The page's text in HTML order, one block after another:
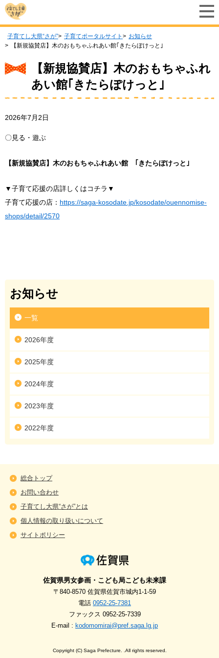
子育てし大県“さが” 子育てポータルサイト
お知らせ
【新規協賛店】木のおもちゃふれあい館｢きたらぽけっと｣
【新規協賛店】木のおもちゃふれ
あい館｢きたらぽけっと｣
2026年7月2日
〇見る・遊ぶ
【新規協賛店】木のおもちゃふれあい館 ｢きたらぽけっと｣
▼子育て応援の店詳しくはコチラ▼
子育て応援の店： https://saga-kosodate.jp/kosodate/ouennomise-
shops/detail/2570
お知らせ
一覧
2026年度
2025年度
2024年度
2023年度
2022年度
総合トップ
お問い合わせ
子育てし大県“さが”とは
個人情報の取り扱いについて
サイトポリシー
佐賀県男女参画・こども局こども未来課
〒840-8570 佐賀県佐賀市城内1-1-59
電話 0952-25-7381
ファックス 0952-25-7339
E-mail : kodomomirai@pref.saga.lg.jp
Copyright (C) Saga Prefecture. .All rights reserved.